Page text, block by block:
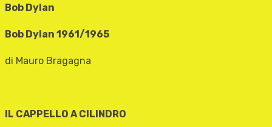
Bob Dylan
Bob Dylan 1961/1965
di Mauro Bragagna
IL CAPPELLO A CILINDRO